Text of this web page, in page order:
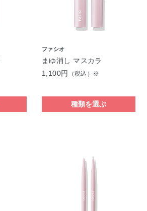
ファシオ
まゆ消し マスカラ
1,100円
（税込）※
種類を選ぶ